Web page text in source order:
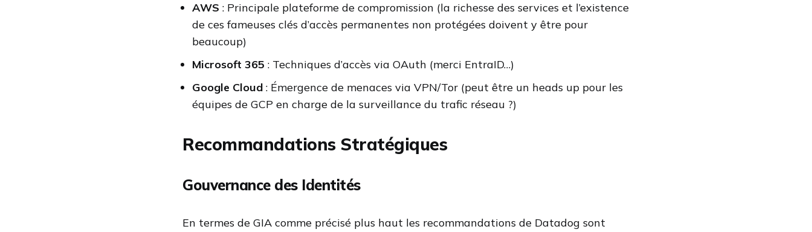
AWS : Principale plateforme de compromission (la richesse des services et l’existence
de ces fameuses clés d’accès permanentes non protégées doivent y être pour
beaucoup)
Microsoft 365 : Techniques d’accès via OAuth (merci EntraID…)
Google Cloud : Émergence de menaces via VPN/Tor (peut être un heads up pour les
équipes de GCP en charge de la surveillance du trafic réseau ?)
Recommandations Stratégiques
Gouvernance des Identités
En termes de GIA comme précisé plus haut les recommandations de Datadog sont